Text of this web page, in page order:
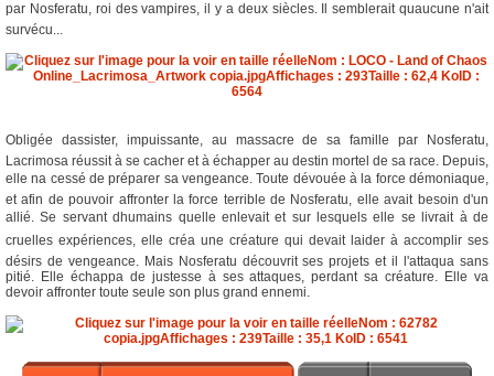
par Nosferatu, roi des vampires, il y a deux siècles. Il semblerait quaucune n'ait
survécu...
Obligée dassister, impuissante, au massacre de sa famille par Nosferatu,
Lacrimosa réussit à se cacher et à échapper au destin mortel de sa race. Depuis,
elle na cessé de préparer sa vengeance. Toute dévouée à la force démoniaque,
et afin de pouvoir affronter la force terrible de Nosferatu, elle avait besoin d'un
allié. Se servant dhumains quelle enlevait et sur lesquels elle se livrait à de
cruelles expériences, elle créa une créature qui devait laider à accomplir ses
désirs de vengeance. Mais Nosferatu découvrit ses projets et il l'attaqua sans
pitié. Elle échappa de justesse à ses attaques, perdant sa créature. Elle va
devoir affronter toute seule son plus grand ennemi.